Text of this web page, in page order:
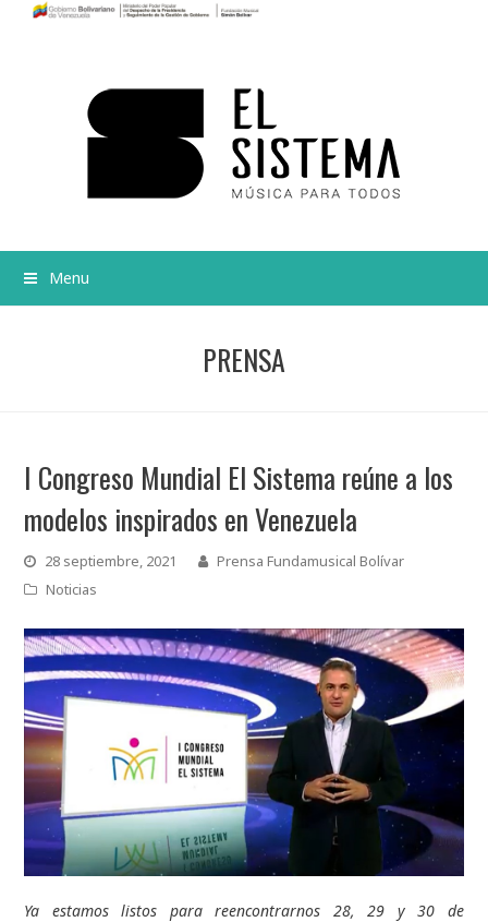
Menu
PRENSA
I Congreso Mundial El Sistema reúne a los
modelos inspirados en Venezuela
28 septiembre, 2021
Prensa Fundamusical Bolívar
Noticias
Ya estamos listos para reencontrarnos 28, 29 y 30 de